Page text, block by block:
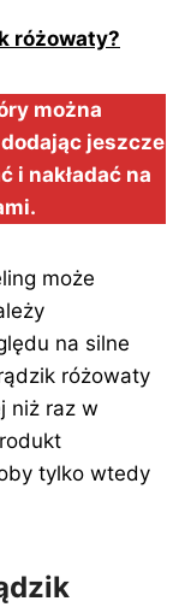
różowaty?
można
jeszcze
i nakładać na
może
na silne
różowaty
niż raz w
tylko wtedy